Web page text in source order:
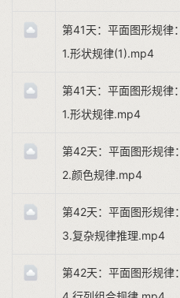
第41天：平面图形规律：
1.形状规律(1).mp4
第41天：平面图形规律：
1.形状规律.mp4
第42天：平面图形规律：
2.颜色规律.mp4
第42天：平面图形规律：
3.复杂规律推理.mp4
第42天：平面图形规律：